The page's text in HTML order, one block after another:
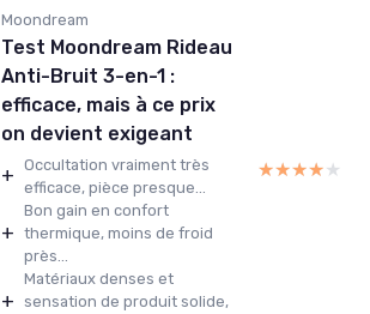
Moondream
Test Moondream Rideau
Anti-Bruit 3-en-1 :
efficace, mais à ce prix
on devient exigeant
+ Occultation vraiment très
efficace, pièce presque...
+
Bon gain en confort
thermique, moins de froid
près...
+
Matériaux denses et
sensation de produit solide,
★★★★★
★★★★★